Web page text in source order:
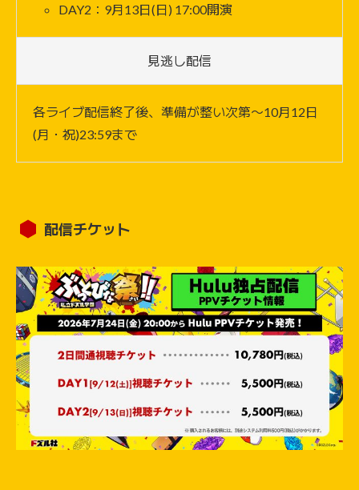
DAY2：9月13日(日) 17:00開演
見逃し配信
各ライブ配信終了後、準備が整い次第〜10月12日
(月・祝)23:59まで
配信チケット